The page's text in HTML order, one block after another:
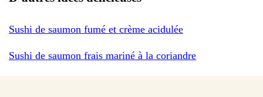
Sushi de saumon fumé et crème acidulée
Sushi de saumon frais mariné à la coriandre